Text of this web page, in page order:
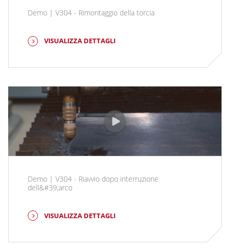
Demo | V304 - Rimontaggio della torcia
VISUALIZZA DETTAGLI
Demo | V304 - Riavvio dopo interruzione
dell&#39;arco
VISUALIZZA DETTAGLI